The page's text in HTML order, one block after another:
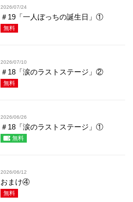
2026/07/24
＃19「一人ぼっちの誕生日」①
無料
2026/07/10
＃18「涙のラストステージ」②
無料
2026/06/26
＃18「涙のラストステージ」①
無料
2026/06/12
おまけ④
無料